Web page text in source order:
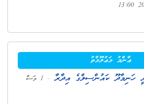
ޢާންމު މަޢުލޫމާތު
ހަނިމާދޫ ކައުންސިލްގެ އިދާރާ
. 1 މަސް